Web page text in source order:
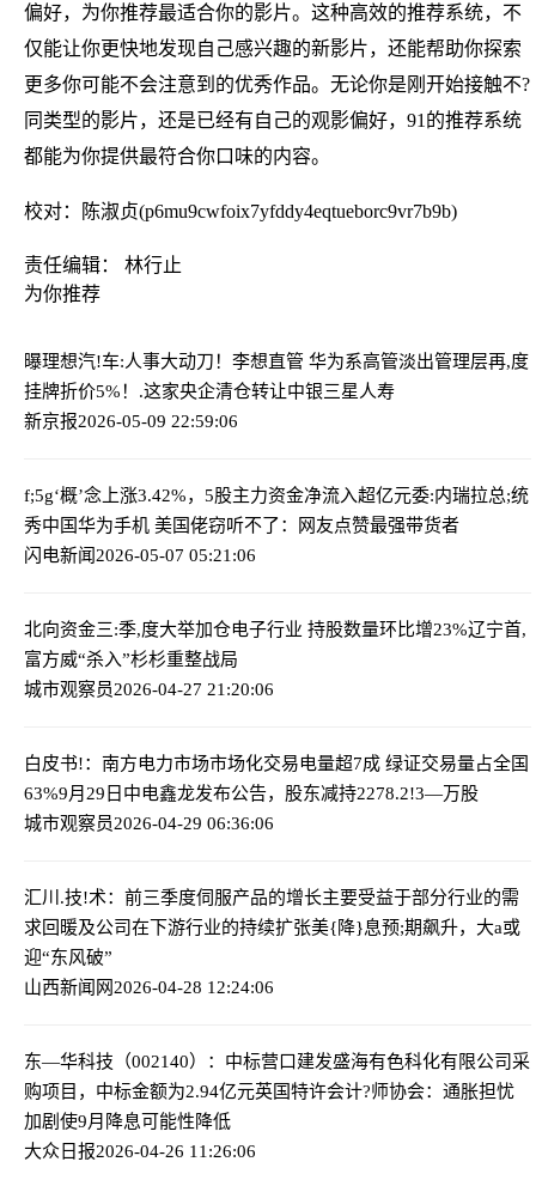
偏好，为你推荐最适合你的影片。这种高效的推荐系统，不
仅能让你更快地发现自己感兴趣的新影片，还能帮助你探索
更多你可能不会注意到的优秀作品。无论你是刚开始接触不?
同类型的影片，还是已经有自己的观影偏好，91的推荐系统
都能为你提供最符合你口味的内容。
校对：陈淑贞(p6mu9cwfoix7yfddy4eqtueborc9vr7b9b)
责任编辑： 林行止
为你推荐
曝理想汽!车:人事大动刀！李想直管 华为系高管淡出管理层再,度
挂牌折价5%！.这家央企清仓转让中银三星人寿
新京报2026-05-09 22:59:06
f;5g‘概’念上涨3.42%，5股主力资金净流入超亿元委:内瑞拉总;统
秀中国华为手机 美国佬窃听不了：网友点赞最强带货者
闪电新闻2026-05-07 05:21:06
北向资金三:季,度大举加仓电子行业 持股数量环比增23%辽宁首,
富方威“杀入”杉杉重整战局
城市观察员2026-04-27 21:20:06
白皮书!：南方电力市场市场化交易电量超7成 绿证交易量占全国
63%9月29日中电鑫龙发布公告，股东减持2278.2!3—万股
城市观察员2026-04-29 06:36:06
汇川.技!术：前三季度伺服产品的增长主要受益于部分行业的需
求回暖及公司在下游行业的持续扩张美{降}息预;期飙升，大a或
迎“东风破”
山西新闻网2026-04-28 12:24:06
东—华科技（002140）：中标营口建发盛海有色科化有限公司采
购项目，中标金额为2.94亿元英国特许会计?师协会：通胀担忧
加剧使9月降息可能性降低
大众日报2026-04-26 11:26:06